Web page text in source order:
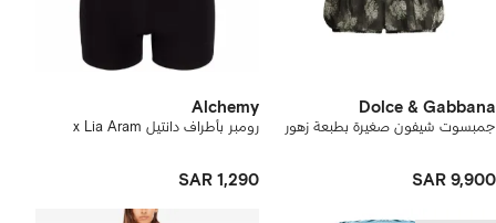
Dolce & Gabbana
جمبسوت شيفون صغيرة بطبعة زهور
SAR 9,900
Alchemy
رومبر بأطراف دانتيل x Lia Aram
SAR 1,290